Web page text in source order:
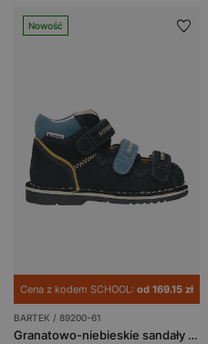
Nowość
Cena z kodem SCHOOL: od 169.15 zł
BARTEK / 89200-61
Granatowo-niebieskie sandały profilaktyczne z obcasem Thomasa BARTEK 89200-61